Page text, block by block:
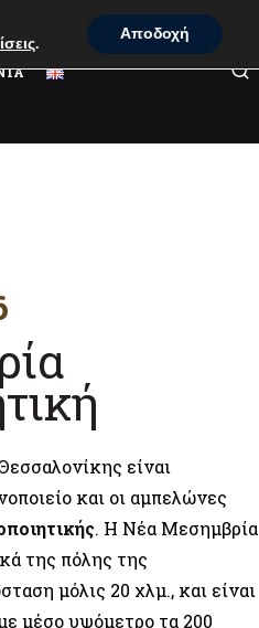
είναι
και οι αμπελώνες
. Η Νέα Μεσημβρία
της πόλης της
μόλις 20 χλμ., και είναι
μέσο υψόμετρο τα 200
. Αποδοχή